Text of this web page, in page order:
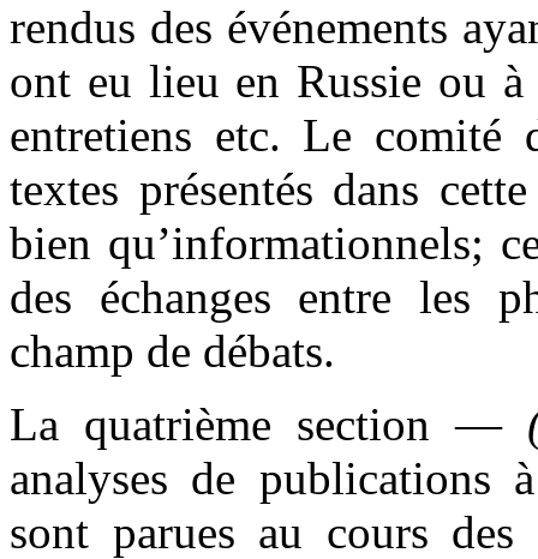
rendus des événements
ont eu lieu en Russie ou à
entretiens etc. Le comité
textes présentés dans
bien qu’informationnels;
des échanges entre les
champ de débats.
La quatrième section —
analyses de publications
sont parues au cours des